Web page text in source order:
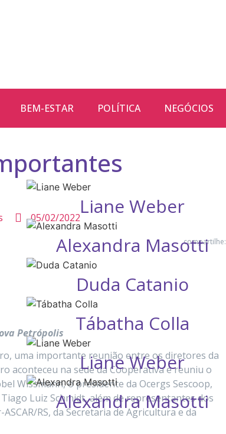
BEM-ESTAR POLÍTICA NEGÓCIOS
05/02/2022
compartilhe:
Petrópolis
uma importante reunião entre os diretores da
aconteceu na sede da Cooperativa e reuniu o
Wissmann, o presidente da Ocergs Sescoop,
Luiz Schmidt, além de representantes dos
RS, da Secretaria de Agricultura e da